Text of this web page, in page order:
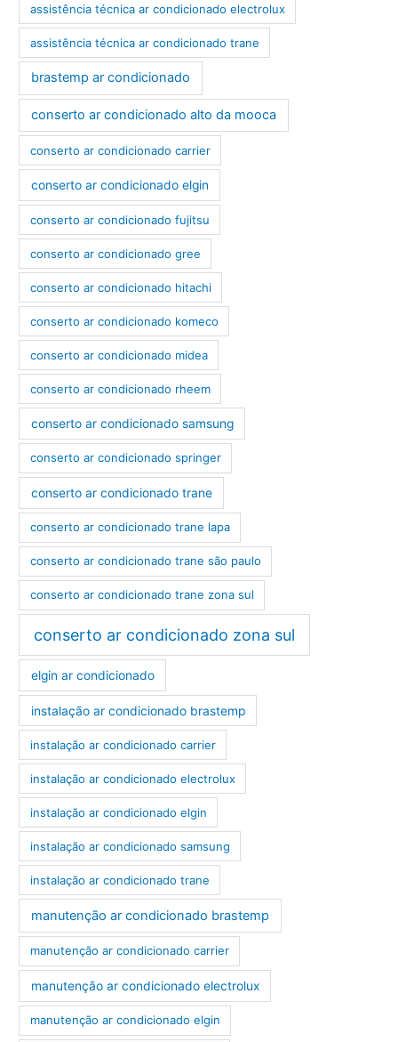
assistência técnica ar condicionado electrolux
assistência técnica ar condicionado trane
brastemp ar condicionado
conserto ar condicionado alto da mooca
conserto ar condicionado carrier
conserto ar condicionado elgin
conserto ar condicionado fujitsu
conserto ar condicionado gree
conserto ar condicionado hitachi
conserto ar condicionado komeco
conserto ar condicionado midea
conserto ar condicionado rheem
conserto ar condicionado samsung
conserto ar condicionado springer
conserto ar condicionado trane
conserto ar condicionado trane lapa
conserto ar condicionado trane são paulo
conserto ar condicionado trane zona sul
conserto ar condicionado zona sul
elgin ar condicionado
instalação ar condicionado brastemp
instalação ar condicionado carrier
instalação ar condicionado electrolux
instalação ar condicionado elgin
instalação ar condicionado samsung
instalação ar condicionado trane
manutenção ar condicionado brastemp
manutenção ar condicionado carrier
manutenção ar condicionado electrolux
manutenção ar condicionado elgin